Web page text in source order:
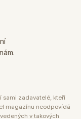
sami zadavatelé, kteří
magazínu neodpovídá
v takových